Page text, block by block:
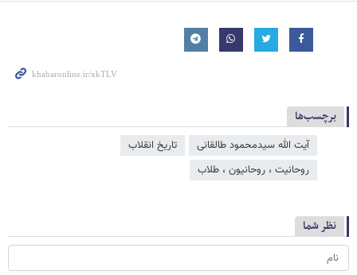
برچسب‌ها
آیت الله سیدمحمود طالقانی
تاریخ انقلاب
روحانیت ، روحانیون ، طلاب
نظر شما